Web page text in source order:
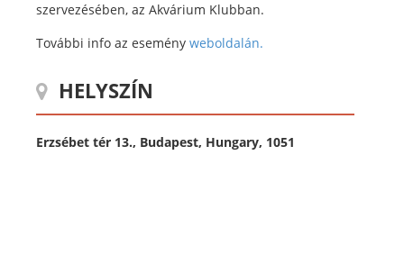
szervezésében, az Akvárium Klubban.
További info az esemény weboldalán.
HELYSZÍN
Erzsébet tér 13., Budapest, Hungary, 1051